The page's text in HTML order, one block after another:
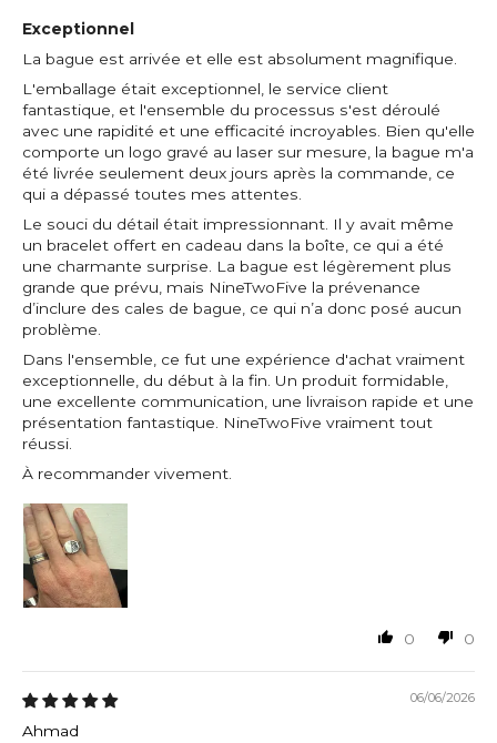
Exceptionnel
La bague est arrivée et elle est absolument magnifique.
L'emballage était exceptionnel, le service client
fantastique, et l'ensemble du processus s'est déroulé
avec une rapidité et une efficacité incroyables. Bien qu'elle
comporte un logo gravé au laser sur mesure, la bague m'a
été livrée seulement deux jours après la commande, ce
qui a dépassé toutes mes attentes.
Le souci du détail était impressionnant. Il y avait même
un bracelet offert en cadeau dans la boîte, ce qui a été
une charmante surprise. La bague est légèrement plus
grande que prévu, mais NineTwoFive la prévenance
d’inclure des cales de bague, ce qui n’a donc posé aucun
problème.
Dans l'ensemble, ce fut une expérience d'achat vraiment
exceptionnelle, du début à la fin. Un produit formidable,
une excellente communication, une livraison rapide et une
présentation fantastique. NineTwoFive vraiment tout
réussi.
À recommander vivement.
0 0
06/06/2026
Ahmad